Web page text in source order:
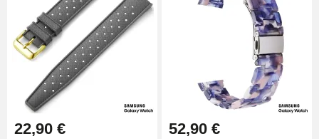
22,90 € 52,90 €